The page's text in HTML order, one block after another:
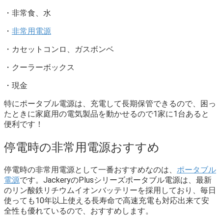
・非常食、水
・ 非常用電源
・カセットコンロ、ガスボンベ
・クーラーボックス
・現金
特にポータブル電源は、充電して長期保管できるので、困っ
たときに家庭用の電気製品を動かせるので1家に1台あると
便利です！
停電時の非常用電源おすすめ
停電時の非常用電源として一番おすすめなのは、 ポータブル
電源です。 JackeryのPlusシリーズポータブル電源は、最新
のリン酸鉄リチウムイオンバッテリーを採用しており、毎日
使っても10年以上使える長寿命で高速充電も対応出来て安
全性も優れているので、おすすめします。